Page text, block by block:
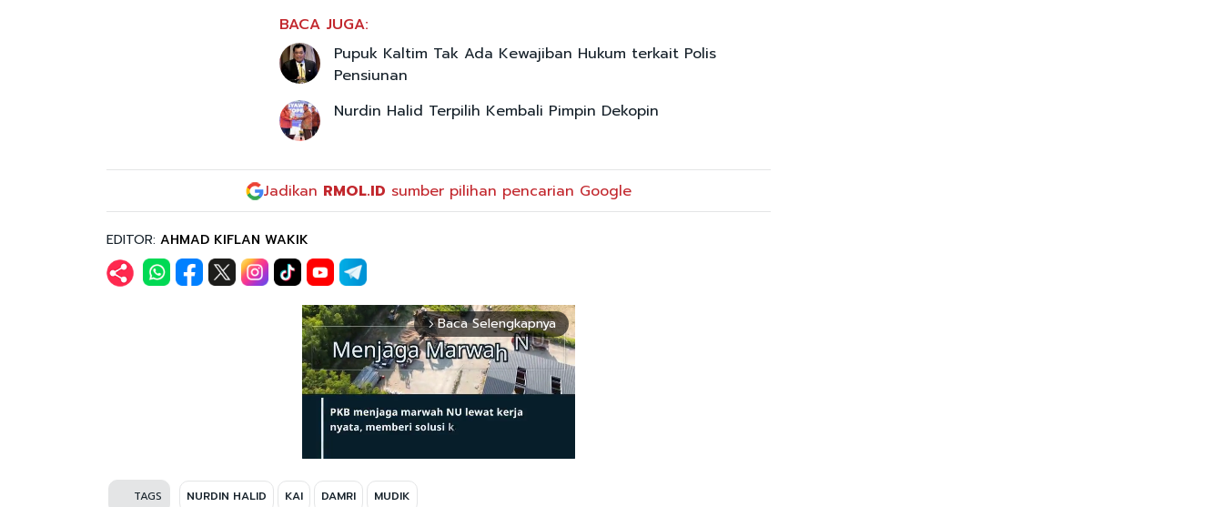
BACA JUGA:
Pupuk Kaltim Tak Ada Kewajiban Hukum terkait Polis
Pensiunan
Nurdin Halid Terpilih Kembali Pimpin Dekopin
Jadikan RMOL.ID sumber pilihan pencarian Google
EDITOR: AHMAD KIFLAN WAKIK
arrow_forward_ios Baca Selengkapnya
TAGS NURDIN HALID KAI DAMRI MUDIK